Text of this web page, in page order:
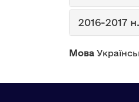
2016-2017
Мова